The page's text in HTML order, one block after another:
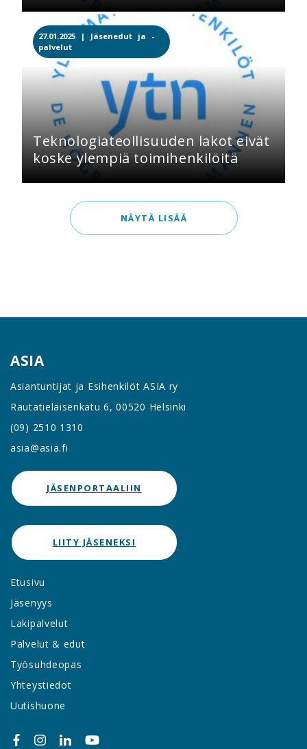
27.01.2025 | Jäsenedut ja -
palvelut
Teknologiateollisuuden lakot eivät
koske ylempiä toimihenkilöitä
NÄYTÄ LISÄÄ
ASIA
Asiantuntijat ja Esihenkilöt ASIA ry
Rautatieläisenkatu 6, 00520 Helsinki
(09) 2510 1310
asia@asia.fi
JÄSENPORTAALIIN
LIITY JÄSENEKSI
Etusivu
Jäsenyys
Lakipalvelut
Palvelut & edut
Työsuhdeopas
Yhteystiedot
Uutishuone